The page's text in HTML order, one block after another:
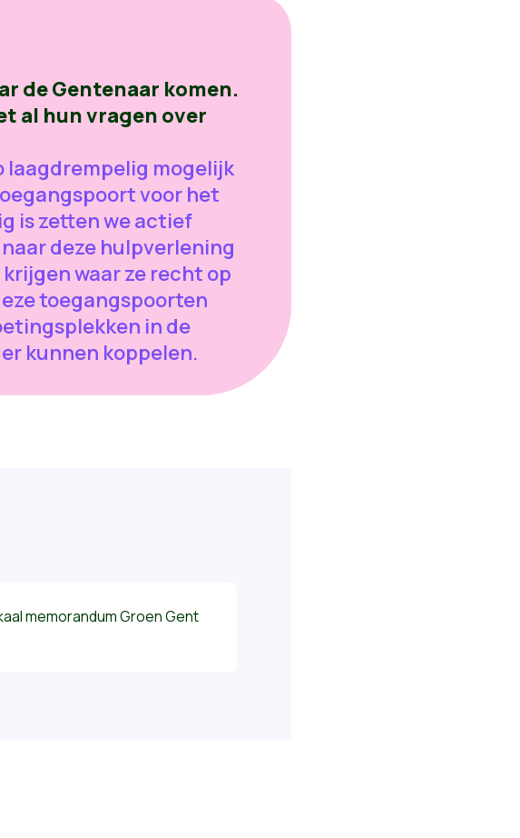
de Gentenaar komen.
al hun vragen over
laagdrempelig mogelijk
voor het
is zetten we actief
deze hulpverlening
waar ze recht op
toegangspoorten
in de
kunnen koppelen.
memorandum Groen Gent